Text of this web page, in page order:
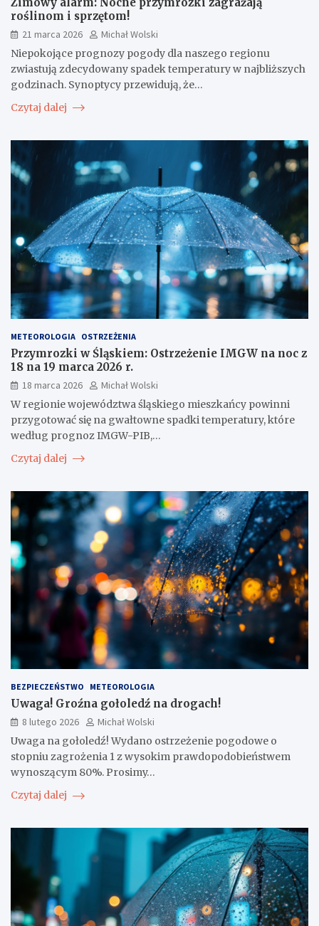
roślinom i sprzętom!
21 marca 2026
Michał Wolski
Niepokojące prognozy pogody dla naszego regionu
zwiastują zdecydowany spadek temperatury w najbliższych
godzinach. Synoptycy przewidują, że…
Czytaj dalej
METEOROLOGIA OSTRZEŻENIA
Przymrozki w Śląskiem: Ostrzeżenie IMGW na noc z
18 na 19 marca 2026 r.
18 marca 2026
Michał Wolski
W regionie województwa śląskiego mieszkańcy powinni
przygotować się na gwałtowne spadki temperatury, które
według prognoz IMGW-PIB,…
Czytaj dalej
BEZPIECZEŃSTWO METEOROLOGIA
Uwaga! Groźna gołoledź na drogach!
8 lutego 2026
Michał Wolski
Uwaga na gołoledź! Wydano ostrzeżenie pogodowe o
stopniu zagrożenia 1 z wysokim prawdopodobieństwem
wynoszącym 80%. Prosimy…
Czytaj dalej